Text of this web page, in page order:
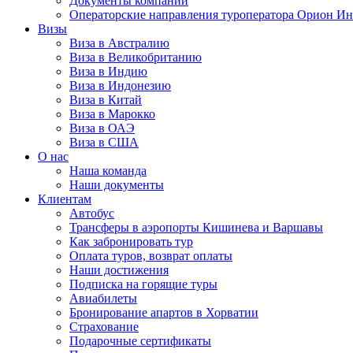
Операторские направления туроператора Орион
Визы
Виза в Австралию
Виза в Великобританию
Виза в Индию
Виза в Индонезию
Виза в Китай
Виза в Марокко
Виза в ОАЭ
Виза в США
О нас
Наша команда
Наши документы
Клиентам
Автобус
Трансферы в аэропорты Кишинева и Варшавы
Как забронировать тур
Оплата туров, возврат оплаты
Наши достижения
Подписка на горящие туры
Авиабилеты
Бронирование апартов в Хорватии
Страхование
Подарочные сертификаты